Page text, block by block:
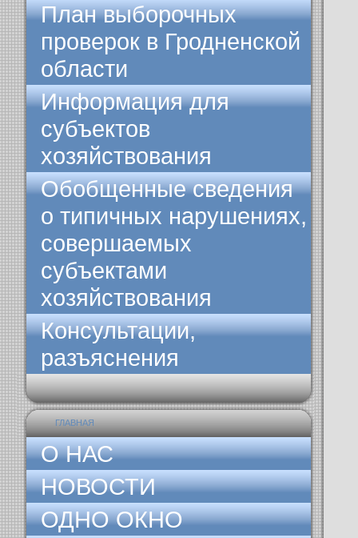
План выборочных
проверок в Гродненской
области
Информация для
субъектов
хозяйствования
Обобщенные сведения
о типичных нарушениях,
совершаемых
субъектами
хозяйствования
Консультации,
разъяснения
ГЛАВНАЯ
О НАС
НОВОСТИ
ОДНО ОКНО